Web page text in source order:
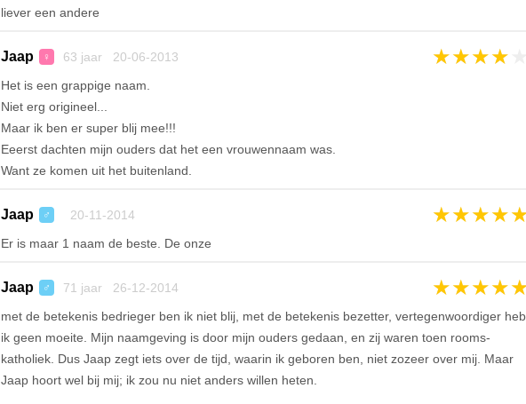
liever een andere
Jaap ♀ 63 jaar 20-06-2013 ★★★★
Het is een grappige naam.
Niet erg origineel...
Maar ik ben er super blij mee!!!
Eeerst dachten mijn ouders dat het een vrouwennaam was.
Want ze komen uit het buitenland.
Jaap ♂ 20-11-2014 ★★★★
Er is maar 1 naam de beste. De onze
Jaap ♂ 71 jaar 26-12-2014 ★★★★
met de betekenis bedrieger ben ik niet blij, met de betekenis bezetter, vertegenwoordiger heb
ik geen moeite. Mijn naamgeving is door mijn ouders gedaan, en zij waren toen rooms-
katholiek. Dus Jaap zegt iets over de tijd, waarin ik geboren ben, niet zozeer over mij. Maar
Jaap hoort wel bij mij; ik zou nu niet anders willen heten.